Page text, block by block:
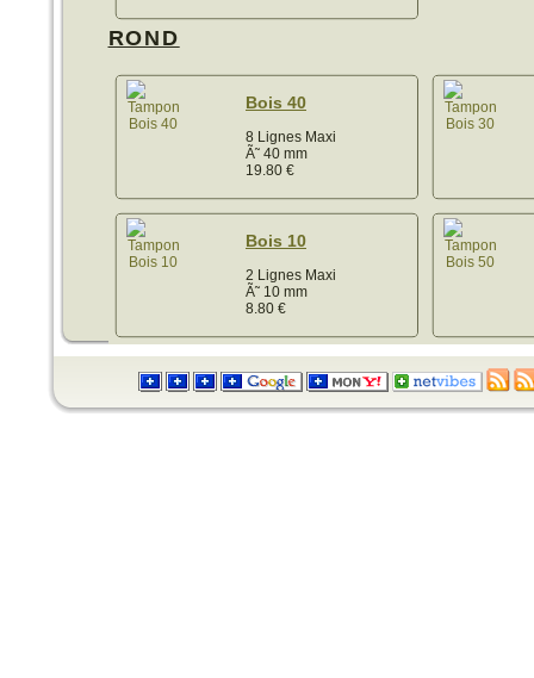
ROND
Bois 40
8 Lignes Maxi
Ã˜ 40 mm
19.80 €
Bois 10
2 Lignes Maxi
Ã˜ 10 mm
8.80 €